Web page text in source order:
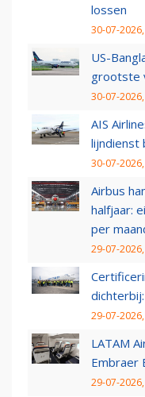
lossen
30-07-
US-
grootste
30-07-
AIS
lijndienst
30-07-
Airbus
halfjaar:
per
29-07-
29-07-
LATAM
Embraer
29-07-